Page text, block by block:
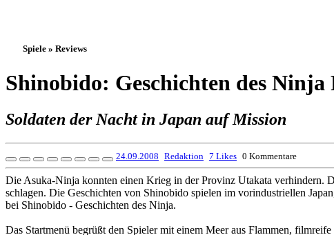
Spiele » Reviews
Shinobido: Geschichten des Ninja
Soldaten der Nacht in Japan auf Mission
24.09.2008 Redaktion 7 Likes 0 Kommentare
Die Asuka-Ninja konnten einen Krieg in der Provinz Utakata verhindern.
schlagen. Die Geschichten von Shinobido spielen im vorindustriellen
bei Shinobido - Geschichten des Ninja.
Das Startmenü begrüßt den Spieler mit einem Meer aus Flammen,